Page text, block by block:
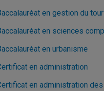
en gestion du
en sciences
en urbanisme
en administration
en administration